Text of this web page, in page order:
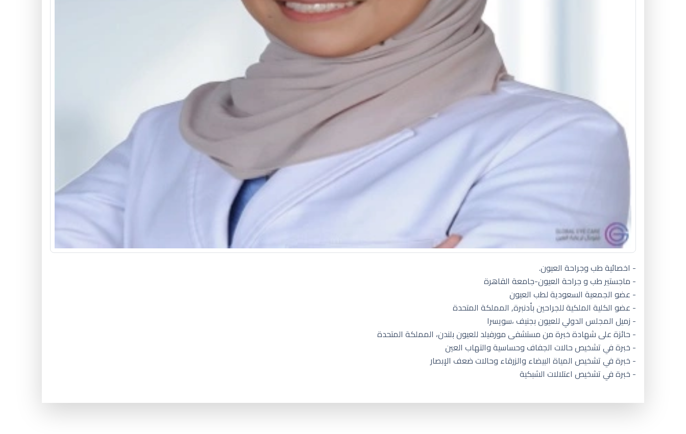
- اخصائية طب وجراحة العيون.
- ماجستير طب و جراحة العيون-جامعة القاهرة
- عضو الجمعية السعودية لطب العيون
- عضو الكلية الملكية للجراحين بأدنبرة, المملكة المتحدة
- زميل المجلس الدولي للعيون بجنيف ،سويسرا
- حائزة على شهادة خبرة من مستشفى مورفيلد للعيون بلندن، المملكة المتحدة
- خبرة في تشخيص حالات الجفاف وحساسية والتهاب العين
- خبرة في تشخيص المياة البيضاء والزرقاء وحالات ضعف الإبصار
- خبرة في تشخيص اعتلالات الشبكية
افضل دكتور عيون اطفال بالرياض عالم حواء